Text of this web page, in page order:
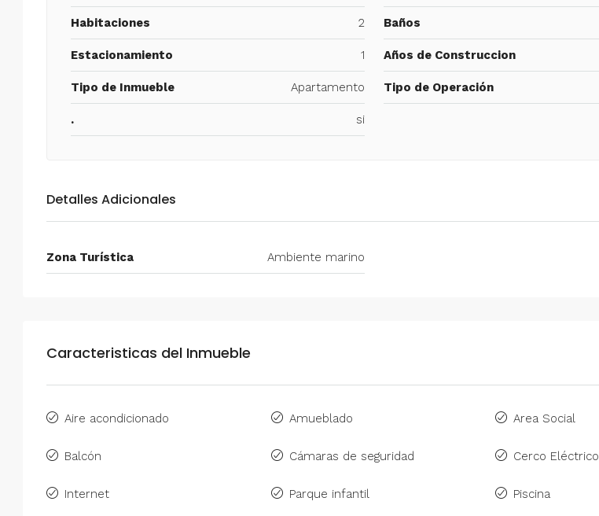
Habitaciones 2 Baños
Estacionamiento 1 Años de Construccion
Tipo de Inmueble Apartamento Tipo de Operación
. si
Detalles Adicionales
Zona Turística Ambiente marino
Caracteristicas del Inmueble
Aire acondicionado Amueblado Area Social
Balcón Cámaras de seguridad Cerco Eléctrico
Internet Parque infantil Piscina